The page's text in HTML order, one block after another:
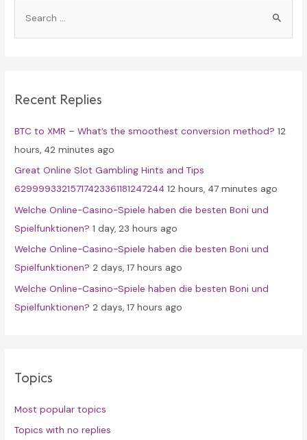
h
o
r
:
Recent Replies
BTC to XMR – What’s the smoothest conversion method? 12
hours, 42 minutes ago
Great Online Slot Gambling Hints and Tips
62999933215717423361181247244 12 hours, 47 minutes ago
Welche Online-Casino-Spiele haben die besten Boni und
Spielfunktionen? 1 day, 23 hours ago
Welche Online-Casino-Spiele haben die besten Boni und
Spielfunktionen? 2 days, 17 hours ago
Welche Online-Casino-Spiele haben die besten Boni und
Spielfunktionen? 2 days, 17 hours ago
Topics
Most popular topics
Topics with no replies